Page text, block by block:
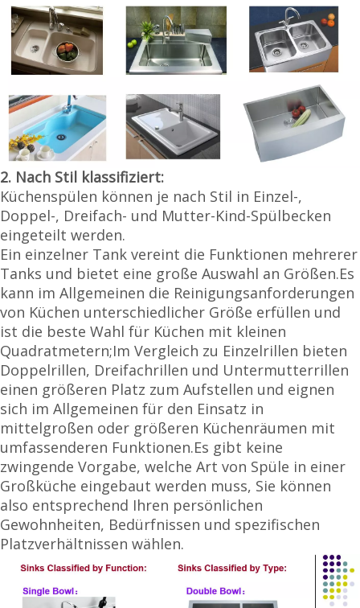
2. Nach Stil klassifiziert:
Küchenspülen können je nach Stil in Einzel-,
Doppel-, Dreifach- und Mutter-Kind-Spülbecken
eingeteilt werden.
Ein einzelner Tank vereint die Funktionen mehrerer
Tanks und bietet eine große Auswahl an Größen.Es
kann im Allgemeinen die Reinigungsanforderungen
von Küchen unterschiedlicher Größe erfüllen und
ist die beste Wahl für Küchen mit kleinen
Quadratmetern;Im Vergleich zu Einzelrillen bieten
Doppelrillen, Dreifachrillen und Untermutterrillen
einen größeren Platz zum Aufstellen und eignen
sich im Allgemeinen für den Einsatz in
mittelgroßen oder größeren Küchenräumen mit
umfassenderen Funktionen.Es gibt keine
zwingende Vorgabe, welche Art von Spüle in einer
Großküche eingebaut werden muss, Sie können
also entsprechend Ihren persönlichen
Gewohnheiten, Bedürfnissen und spezifischen
Platzverhältnissen wählen.